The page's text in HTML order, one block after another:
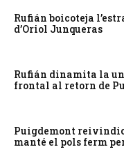
Rufián boicoteja
d’Oriol Junqueras
Rufián dinamita la
frontal al retorn de
Puigdemont
manté el pols ferm